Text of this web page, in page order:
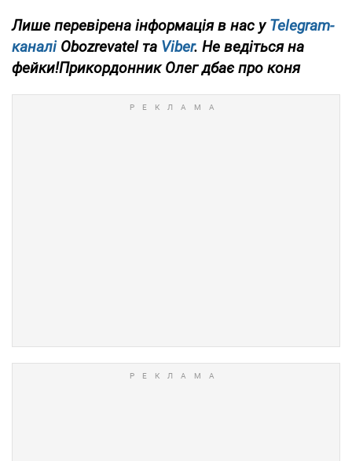
Лише перевірена інформація в нас уTelegram-
каналіObozrevatel та Viber. Не ведіться на
фейки!Прикордонник Олег дбає про коня